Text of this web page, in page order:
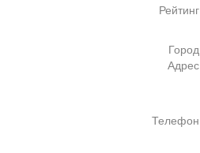
Рейтинг
Город
Адрес
Телефон